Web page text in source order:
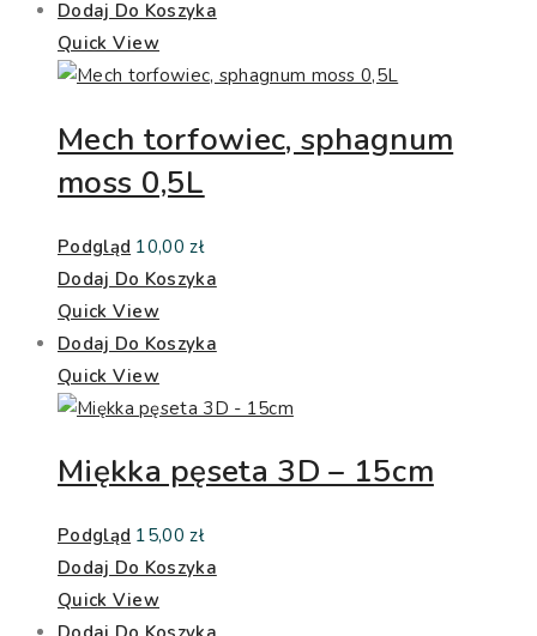
Dodaj Do Koszyka
Quick View
Mech torfowiec, sphagnum
moss 0,5L
Podgląd 10,00zł
Dodaj Do Koszyka
Quick View
Dodaj Do Koszyka
Quick View
Miękka pęseta 3D – 15cm
Podgląd 15,00zł
Dodaj Do Koszyka
Quick View